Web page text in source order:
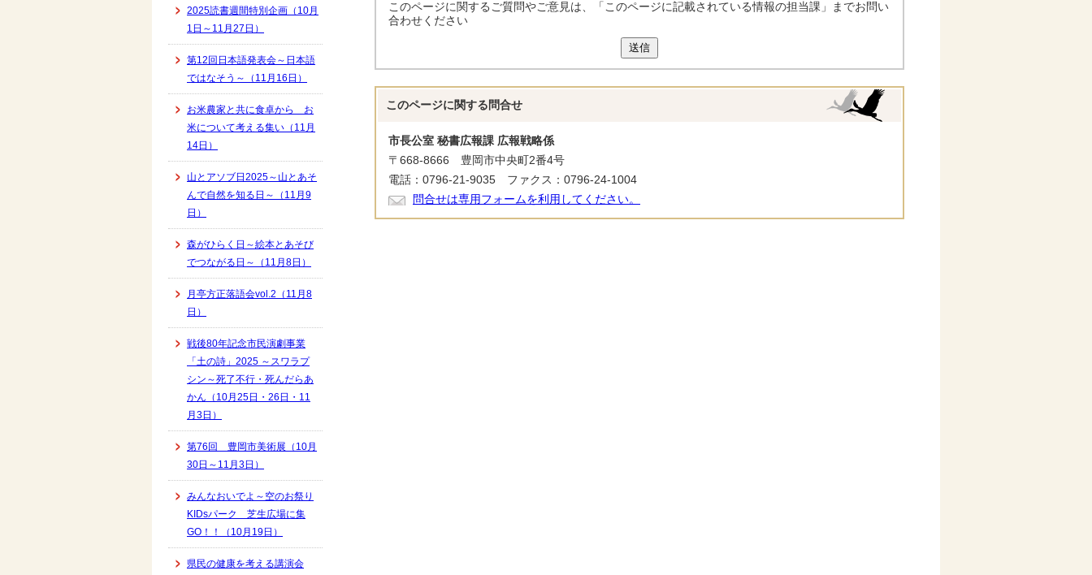
このページに関するご質問やご意見は、「このページに記載されている情報の担当課」までお問い
合わせください
送信
このページに関する 問合せ
市長公室 秘書広報課 広報戦略係
〒668-8666 豊岡市中央町2番4号
電話：0796-21-9035 ファクス：0796-24-1004
問合せは専用フォームを利用してください。
2025読書週間特別企画（10月
1日～11月27日）
第12回日本語発表会～日本語
ではなそう～（11月16日）
お米農家と共に食卓から お
米について考える集い（11月
14日）
山とアソブ日2025～山とあそ
んで自然を知る日～（11月9
日）
森がひらく日～絵本とあそび
でつながる日～（11月8日）
月亭方正落語会vol.2（11月8
日）
戦後80年記念市民演劇事業
「土の詩」2025 ～スワラプ
シン～死了不行・死んだらあ
かん（10月25日・26日・11
月3日）
第76回 豊岡市美術展（10月
30日～11月3日）
みんなおいでよ～空のお祭り
KIDsパーク 芝生広場に集
GO！！（10月19日）
県民の健康を考える講演会